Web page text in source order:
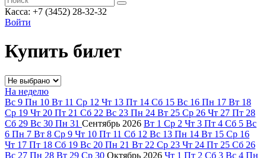
Касса: +7 (3452) 28-32-32
Войти
Купить билет
На неделю
Вс 9 Пн 10 Вт 11 Ср 12 Чт 13 Пт 14 Сб 15 Вс 16 Пн 17 Вт 18
Ср 19 Чт 20 Пт 21 Сб 22 Вс 23 Пн 24 Вт 25 Ср 26 Чт 27 Пт 28
Сб 29 Вс 30 Пн 31 Сентябрь 2026 Вт 1 Ср 2 Чт 3 Пт 4 Сб 5 Вс
6 Пн 7 Вт 8 Ср 9 Чт 10 Пт 11 Сб 12 Вс 13 Пн 14 Вт 15 Ср 16
Чт 17 Пт 18 Сб 19 Вс 20 Пн 21 Вт 22 Ср 23 Чт 24 Пт 25 Сб 26
Вс 27 Пн 28 Вт 29 Ср 30 Октябрь 2026 Чт 1 Пт 2 Сб 3 Вс 4 Пн